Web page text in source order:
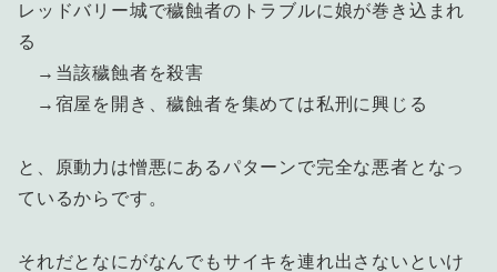
レッドバリー城で穢蝕者のトラブルに娘が巻き込まれ
る
→当該穢蝕者を殺害
→宿屋を開き、穢蝕者を集めては私刑に興じる
と、原動力は憎悪にあるパターンで完全な悪者となっ
ているからです。
それだとなにがなんでもサイキを連れ出さないといけ